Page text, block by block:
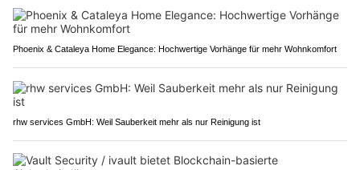
Phoenix & Cataleya Home Elegance: Hochwertige Vorhänge für mehr Wohnkomfort
rhw services GmbH: Weil Sauberkeit mehr als nur Reinigung ist